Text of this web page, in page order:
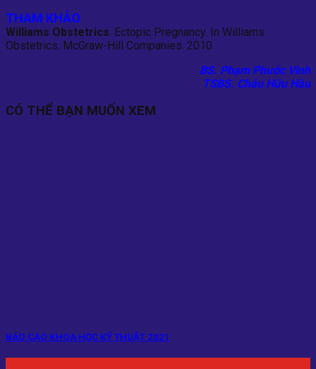
THAM KHẢO
Williams Obstetrics . Ectopic Pregnancy. In Williams
Obstetrics. McGraw-Hill Companies. 2010
BS. Phạm Phước Vinh
TSBS. Châu Hữu Hầu
CÓ THỂ BẠN MUỐN XEM
BÁO CÁO KHOA HỌC KỸ THUẬT 2021